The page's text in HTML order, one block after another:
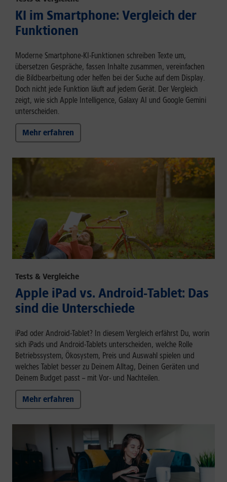
KI im Smartphone: Vergleich der
Funktionen
Moderne Smartphone-KI-Funktionen schreiben Texte um,
übersetzen Gespräche, fassen Inhalte zusammen, vereinfachen
die Bildbearbeitung oder helfen bei der Suche auf dem Display.
Doch nicht jede Funktion läuft auf jedem Gerät. Der Vergleich
zeigt, wie sich Apple Intelligence, Galaxy AI und Google Gemini
unterscheiden.
Mehr erfahren
Tests & Vergleiche
Apple iPad vs. Android-Tablet: Das
sind die Unterschiede
iPad oder Android-Tablet? In diesem Vergleich erfährst Du, worin
sich iPads und Android-Tablets unterscheiden, welche Rolle
Betriebssystem, Ökosystem, Preis und Auswahl spielen und
welches Tablet besser zu Deinem Alltag, Deinen Geräten und
Deinem Budget passt – mit Vor- und Nachteilen.
Mehr erfahren